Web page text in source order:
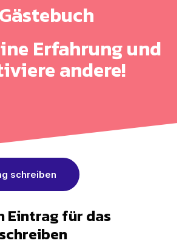
Gästebuch
Erfahrung und
andere!
Eintrag für das